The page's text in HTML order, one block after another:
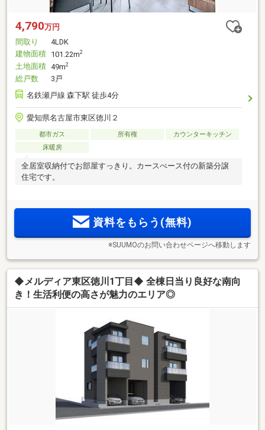
4,790万円
間取り
4LDK
建物面積 101.22m2
土地面積 49m2
総戸数
3戸
名鉄瀬戸線 森下駅 徒歩4分
愛知県名古屋市東区徳川２
都市ガス 所有権
カウンターキッチン
床暖房
全居室収納付でお部屋すっきり。カースぺース付の新築分譲
住宅です。
資料をもらう(無料)
※SUUMOのお問い合わせページへ移動します
◆メルディア東区徳川1丁目◆ 全棟日当り良好な南向
き！生活利便の高さが魅力のエリア◎